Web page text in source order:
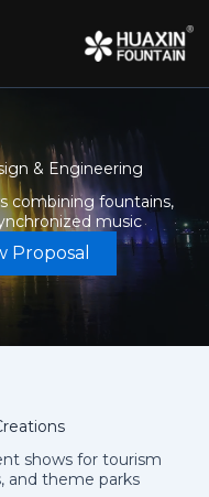
& Engineering
combining fountains,
synchronized music.
Proposal
Creations
shows for tourism
and theme parks.